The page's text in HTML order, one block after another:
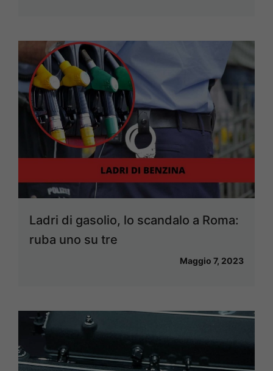
Ladri di gasolio, lo scandalo a Roma:
ruba uno su tre
Maggio 7, 2023